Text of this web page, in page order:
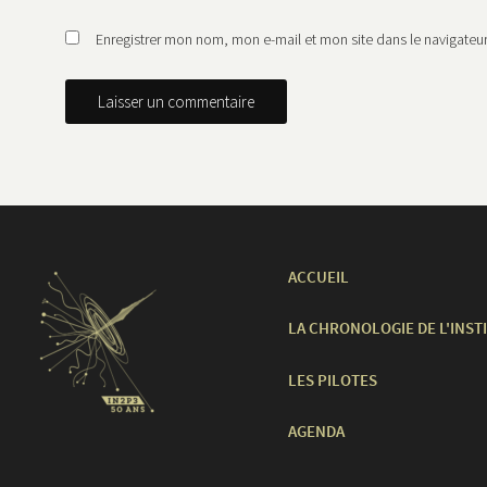
Enregistrer mon nom, mon e-mail et mon site dans le
ACCUEIL
LA CHRONOLOGIE DE
LES PILOTES
AGENDA